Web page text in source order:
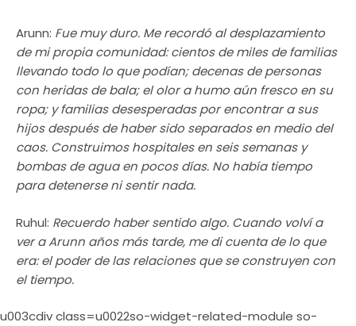
Arunn: Fue muy duro. Me recordó al desplazamiento
de mi propia comunidad: cientos de miles de familias
llevando todo lo que podían; decenas de personas
con heridas de bala; el olor a humo aún fresco en su
ropa; y familias desesperadas por encontrar a sus
hijos después de haber sido separados en medio del
caos. Construimos hospitales en seis semanas y
bombas de agua en pocos días. No había tiempo
para detenerse ni sentir nada.
Ruhul: Recuerdo haber sentido algo. Cuando volví a
ver a Arunn años más tarde, me di cuenta de lo que
era: el poder de las relaciones que se construyen con
el tiempo.
u003cdiv class=u0022so-widget-related-module so-